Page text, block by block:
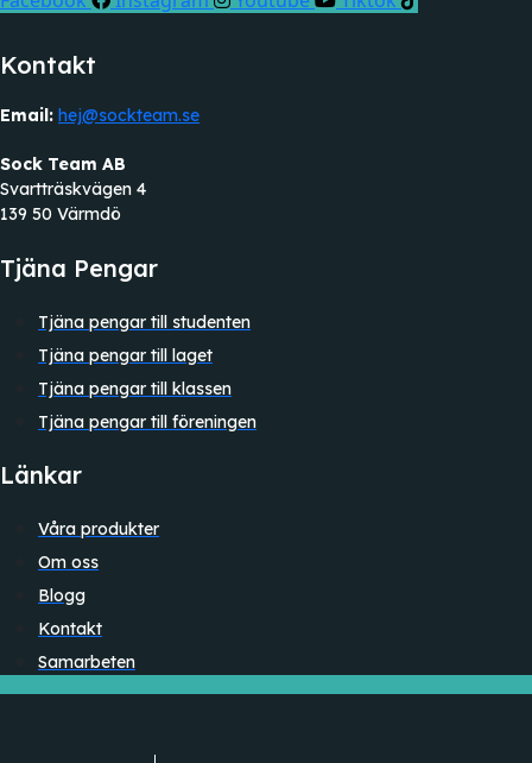
Kontakt
Email: hej@sockteam.se
Sock Team AB
Svartträskvägen 4
139 50 Värmdö
Tjäna Pengar
Tjäna pengar till studenten
Tjäna pengar till laget
Tjäna pengar till klassen
Tjäna pengar till föreningen
Länkar
Våra produkter
Om oss
Blogg
Kontakt
Samarbeten